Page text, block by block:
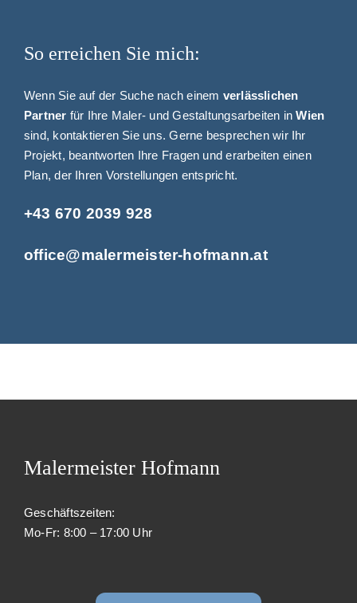
So erreichen Sie mich:
Wenn Sie auf der Suche nach einem verlässlichen
Partner für Ihre Maler- und Gestaltungsarbeiten inWien
sind, kontaktieren Sie uns. Gerne besprechen wir Ihr
Projekt, beantworten Ihre Fragen und erarbeiten einen
Plan, der Ihren Vorstellungen entspricht.
+43 670 2039 928
office@malermeister-hofmann.at
Malermeister Hofmann
Geschäftszeiten:
Mo-Fr: 8:00 – 17:00 Uhr